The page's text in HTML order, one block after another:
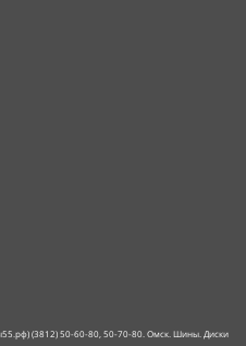
(3812) 50-60-80, 50-70-80. Омск. Шины. Диски